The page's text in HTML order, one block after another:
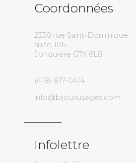
Coordonnées
2338 rue Saint-Dominique
suite 106
Jonquière G7X 6L8
(418) 817-0414
info@bijouxusages.com
Infolettre